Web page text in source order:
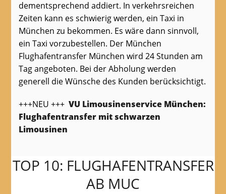
dementsprechend addiert. In verkehrsreichen
Zeiten kann es schwierig werden, ein Taxi in
München zu bekommen. Es wäre dann sinnvoll,
ein Taxi vorzubestellen. Der München
Flughafentransfer München wird 24 Stunden am
Tag angeboten. Bei der Abholung werden
generell die Wünsche des Kunden berücksichtigt.
+++NEU +++ VU Limousinenservice München:
Flughafentransfer mit schwarzen
Limousinen
TOP 10: FLUGHAFENTRANSFER
AB MUC